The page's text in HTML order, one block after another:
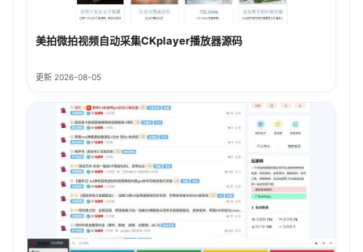
美拍微拍视频自动采集CKplayer播放器源码
更新 2026-08-05